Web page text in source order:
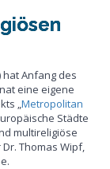
hat Anfang des
eine eigene
„Metropolitan
Städte
multireligiöse
Thomas Wipf,